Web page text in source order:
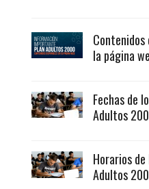
la página
Fechas de
Adultos
Horarios
Adultos